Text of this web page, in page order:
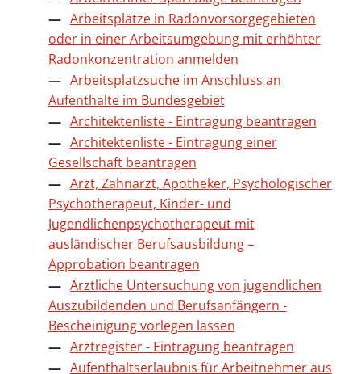
Arbeitsplätze in Radonvorsorgegebieten
oder in einer Arbeitsumgebung mit erhöhter
Radonkonzentration anmelden
Arbeitsplatzsuche im Anschluss an
Aufenthalte im Bundesgebiet
Architektenliste - Eintragung beantragen
Architektenliste - Eintragung einer
Gesellschaft beantragen
Arzt, Zahnarzt, Apotheker, Psychologischer
Psychotherapeut, Kinder- und
Jugendlichenpsychotherapeut mit
ausländischer Berufsausbildung –
Approbation beantragen
Ärztliche Untersuchung von jugendlichen
Auszubildenden und Berufsanfängern -
Bescheinigung vorlegen lassen
Arztregister - Eintragung beantragen
Aufenthaltserlaubnis für Arbeitnehmer aus